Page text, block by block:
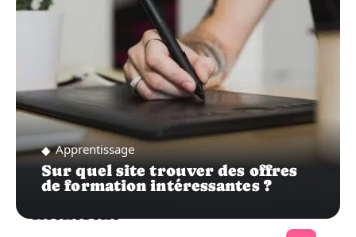
Apprentissage
Sur quel site trouver des offres
de formation intéressantes ?
Recherche